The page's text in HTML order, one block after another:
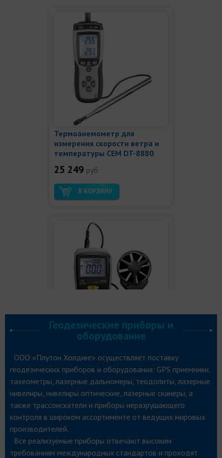
Термоанемометр для
измерения скорости ветра и
температуры СЕМ DT-8880
25 249 руб.
В КОРЗИНУ
Термоанемометр для
температуры СЕМ DT-618
10 174руб.
Геодезические приборы и
оборудование
ООО «Плутон Холдинг» осуществляет поставку
геодезических приборов и оборудования: GPS приемники,
тахеометры, лазерные дальномеры, теодолиты, лазерные
нивелиры, нивелиры оптические, лазерные сканеры, а
также трассоискатели и приборы неразрушающего
контроля в широком ассортименте от ведущих мировых
производителей.
Все реализуемые приборы отвечают высоким
требованиям международных стандартов и проходят